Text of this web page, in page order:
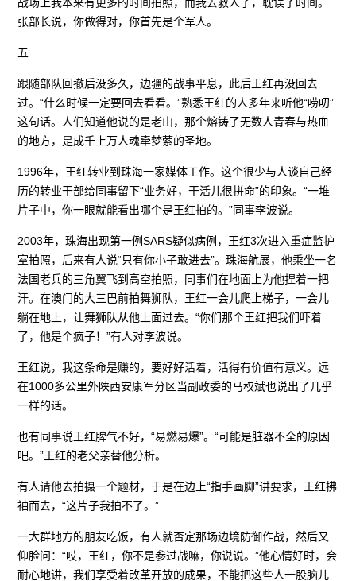
张部长说，你做得对，你首先是个军人。
五
跟随部队回撤后没多久，边疆的战事平息，此后王红再没回去
过。“什么时候一定要回去看看。”熟悉王红的人多年来听他“唠叨”
这句话。人们知道他说的是老山，那个熔铸了无数人青春与热血
的地方，是成千上万人魂牵梦萦的圣地。
1996年，王红转业到珠海一家媒体工作。这个很少与人谈自己经
历的转业干部给同事留下“业务好，干活儿很拼命”的印象。“一堆
片子中，你一眼就能看出哪个是王红拍的。”同事李波说。
2003年，珠海出现第一例SARS疑似病例，王红3次进入重症监护
室拍照，后来有人说“只有你小子敢进去”。珠海航展，他乘坐一名
法国老兵的三角翼飞到高空拍照，同事们在地面上为他捏着一把
汗。在澳门的大三巴前拍舞狮队，王红一会儿爬上梯子，一会儿
躺在地上，让舞狮队从他上面过去。“你们那个王红把我们吓着
了，他是个疯子！”有人对李波说。
王红说，我这条命是赚的，要好好活着，活得有价值有意义。远
在1000多公里外陕西安康军分区当副政委的马权斌也说出了几乎
一样的话。
也有同事说王红脾气不好，“易燃易爆”。“可能是脏器不全的原因
吧。”王红的老父亲替他分析。
有人请他去拍摄一个题材，于是在边上“指手画脚”讲要求，王红拂
袖而去，“这片子我拍不了。”
一大群地方的朋友吃饭，有人就否定那场边境防御作战，然后又
仰脸问：“哎，王红，你不是参过战嘛，你说说。”他心情好时，会
耐心地讲，我们享受着改革开放的成果，不能把这些人一股脑儿